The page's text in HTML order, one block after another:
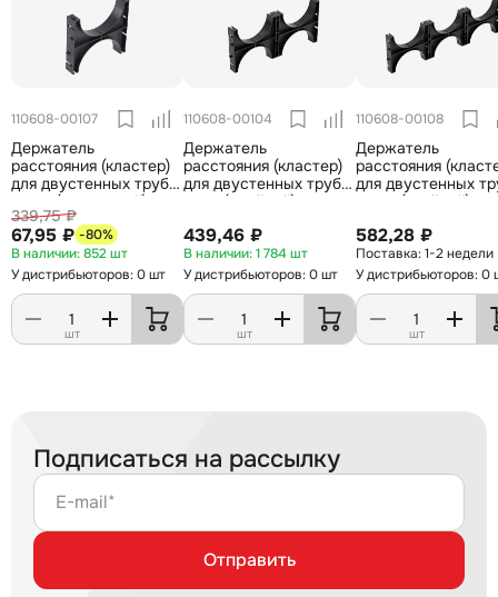
110608-00107
Держатель
расстояния (кластер)
для двустенных труб,
д.110, (одинарный)
ССД
339,75 ₽
67,95 ₽ -80%
852 шт
У дистрибьюторов: 0 шт
шт
110608-00104
Держатель
расстояния (кластер)
для двустенных труб,
д.110 (двойной) ССД
439,46 ₽
1 784 шт
У дистрибьюторов: 0 шт
шт
110608-00108
Держатель
расстояния
для двустенных
д.110, (тройной)
582,28 ₽
1-2 недели
У дистрибьюторов: 0
шт
Подписаться на рассылку
E-mail*
Отправить